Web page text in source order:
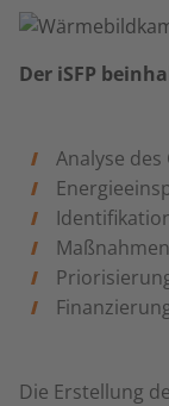
Der iSFP
Analyse
Die Erstellung